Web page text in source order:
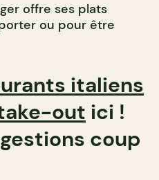
offre ses plats
ou pour être
italiens
out ici !
coup